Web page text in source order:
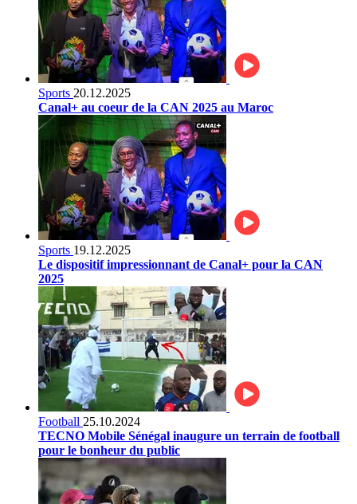
Sports 20.12.2025
Canal+ au coeur de la CAN 2025 au Maroc
Sports 19.12.2025
Le dispositif impressionnant de Canal+ pour la CAN
2025
Football 25.10.2024
TECNO Mobile Sénégal inaugure un terrain de football
pour le bonheur du public